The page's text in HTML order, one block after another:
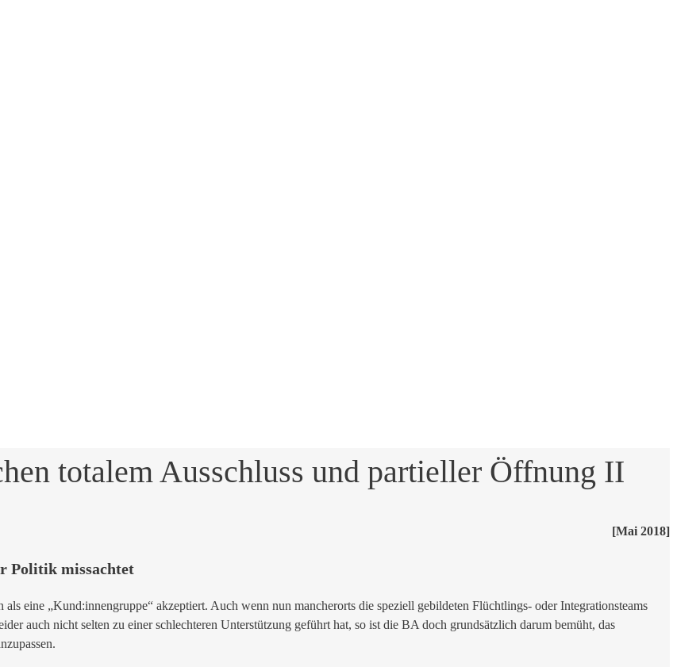
totalem Ausschluss und partieller Öffnung II
[Mai 2018]
Politik missachtet
eine „Kund:innengruppe“ akzeptiert. Auch wenn nun mancherorts die speziell gebildeten Flüchtlings- oder Integrationsteams
auch nicht selten zu einer schlechteren Unterstützung geführt hat, so ist die BA doch grundsätzlich darum bemüht, das